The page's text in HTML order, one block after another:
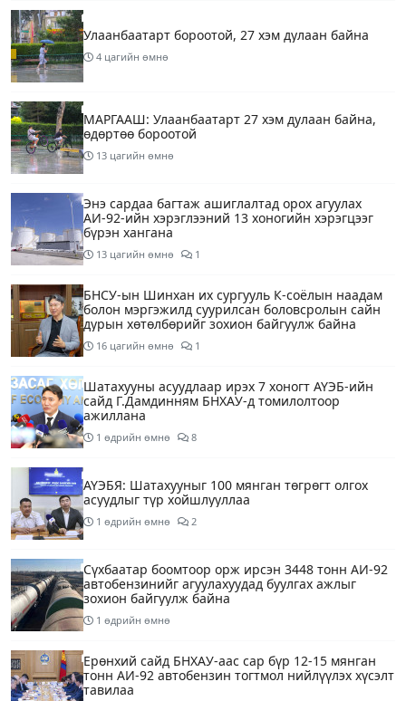
Улаанбаатарт бороотой, 27 хэм дулаан байна
4 цагийн өмнө
МАРГААШ: Улаанбаатарт 27 хэм дулаан байна,
өдөртөө бороотой
13 цагийн өмнө
Энэ сардаа багтаж ашиглалтад орох агуулах
АИ-92-ийн хэрэглээний 13 хоногийн хэрэгцээг
бүрэн хангана
13 цагийн өмнө 1
БНСУ-ын Шинхан их сургууль К-соёлын наадам
болон мэргэжилд суурилсан боловсролын сайн
дурын хөтөлбөрийг зохион байгуулж байна
16 цагийн өмнө 1
Шатахууны асуудлаар ирэх 7 хоногт АҮЭБ-ийн
сайд Г.Дамдинням БНХАУ-д томилолтоор
ажиллана
1 өдрийн өмнө 8
АҮЭБЯ: Шатахууныг 100 мянган төгрөгт олгох
асуудлыг түр хойшлууллаа
1 өдрийн өмнө 2
Сүхбаатар боомтоор орж ирсэн 3448 тонн АИ-92
автобензинийг агуулахуудад буулгах ажлыг
зохион байгуулж байна
1 өдрийн өмнө
Ерөнхий сайд БНХАУ-аас сар бүр 12-15 мянган
тонн АИ-92 автобензин тогтмол нийлүүлэх хүсэлт
тавилаа